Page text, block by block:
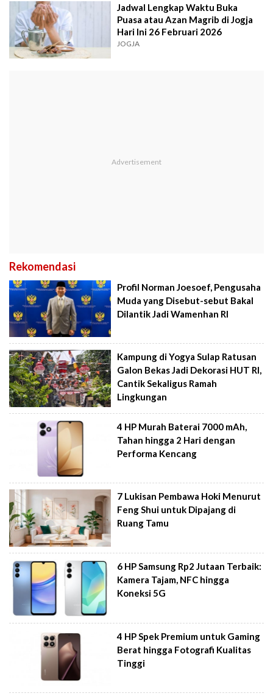
Jadwal Lengkap Waktu Buka
Puasa atau Azan Magrib di Jogja
Hari Ini 26 Februari 2026
JOGJA
Rekomendasi
Profil Norman Joesoef, Pengusaha
Muda yang Disebut-sebut Bakal
Dilantik Jadi Wamenhan RI
Kampung di Yogya Sulap Ratusan
Galon Bekas Jadi Dekorasi HUT RI,
Cantik Sekaligus Ramah
Lingkungan
4 HP Murah Baterai 7000 mAh,
Tahan hingga 2 Hari dengan
Performa Kencang
7 Lukisan Pembawa Hoki Menurut
Feng Shui untuk Dipajang di
Ruang Tamu
6 HP Samsung Rp2 Jutaan Terbaik:
Kamera Tajam, NFC hingga
Koneksi 5G
4 HP Spek Premium untuk Gaming
Berat hingga Fotografi Kualitas
Tinggi